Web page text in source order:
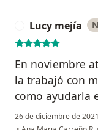
Lucy mejía
En noviembre
la trabajó con
como ayudarla
26 de diciembre de 2021